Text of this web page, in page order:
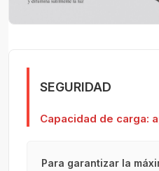
SEGURIDAD
Capacidad de carga:
Para garantizar la